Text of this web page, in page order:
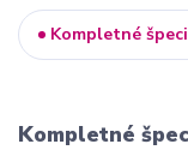
Kompletné
Kompletné